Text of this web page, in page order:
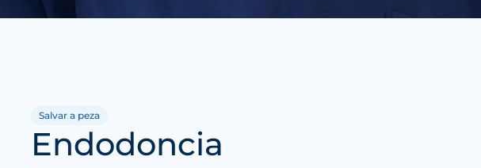
Salvar a peza
Endodoncia